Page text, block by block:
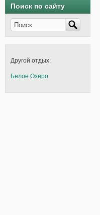
Поиск по сайту
Поиск
Другой отдых:
Белое Озеро